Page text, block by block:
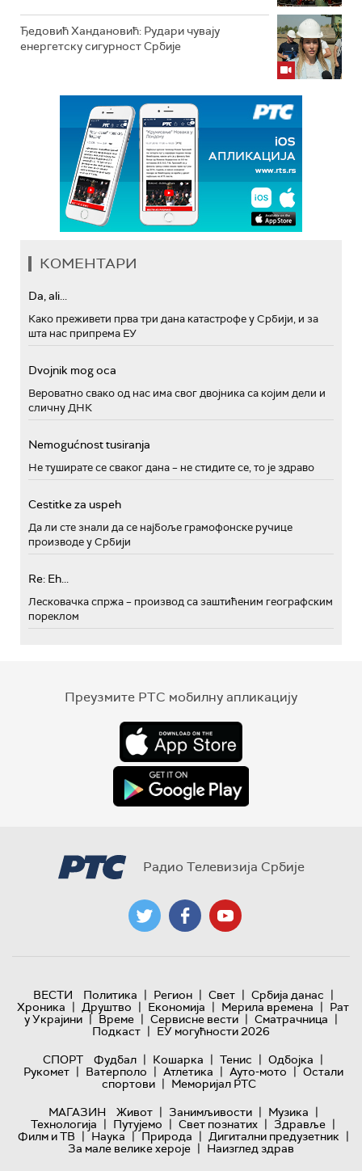
Ђедовић Хандановић: Рудари чувају
енергетску сигурност Србије
КОМЕНТАРИ
Da, ali...
Како преживети прва три дана катастрофе у Србији, и за
шта нас припрема ЕУ
Dvojnik mog oca
Вероватно свако од нас има свог двојника са којим дели и
сличну ДНК
Nemogućnost tusiranja
Не туширате се сваког дана – не стидите се, то је здраво
Cestitke za uspeh
Да ли сте знали да се најбоље грамофонске ручице
производе у Србији
Re: Eh...
Лесковачка спржа – производ са заштићеним географским
пореклом
Преузмите РТС мобилну апликацију
Радио Телевизија Србије
ВЕСТИ Политика | Регион | Свет | Србија данас |
Хроника | Друштво | Економија | Мерила времена | Рат
у Украјини | Време | Сервисне вести | Сматрачница |
Подкаст | ЕУ могућности 2026
СПОРТ
Фудбал | Кошарка | Тенис | Одбојка |
Рукомет | Ватерполо | Атлетика | Ауто-мото | Остали
спортови | Меморијал РТС
МАГАЗИН
Живот | Занимљивости | Музика |
Технологијa | Путујемо | Свет познатих | Здравље |
Филм и ТВ | Наука | Природа | Дигитални предузетник |
За мале велике хероје | Наизглед здрав